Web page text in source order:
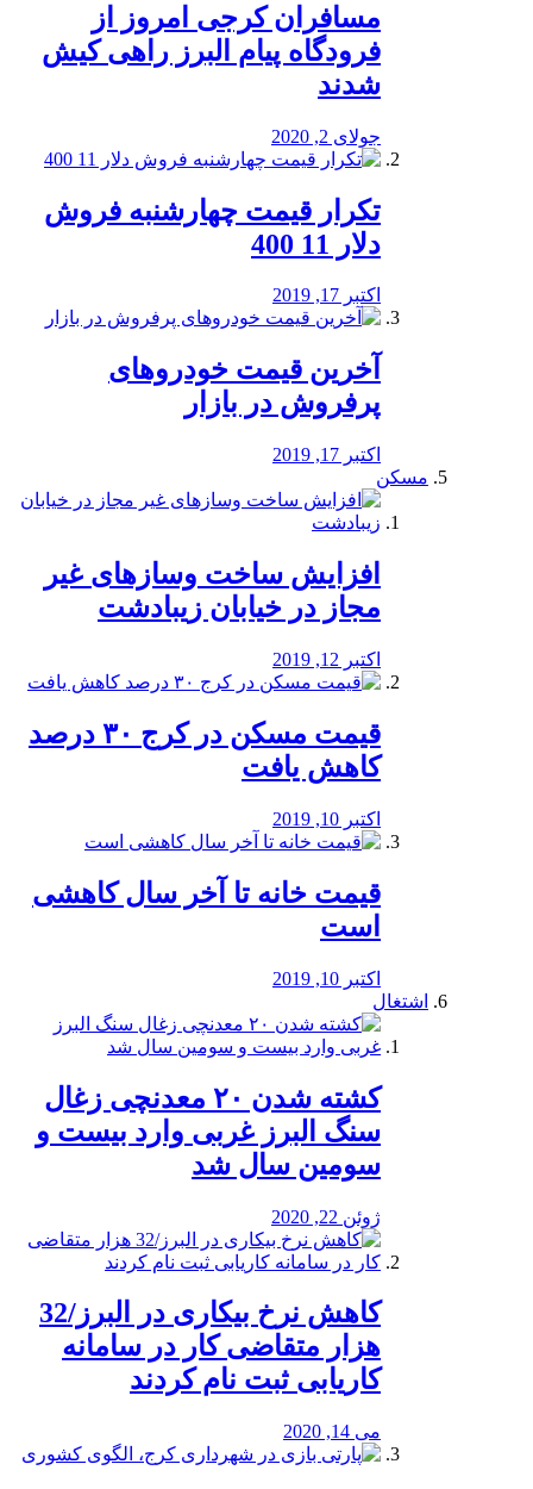
مسافران کرجی امروز از
فرودگاه پیام البرز راهی کیش
شدند
جولای 2, 2020
تکرار قیمت چهارشنبه فروش
دلار 11 400
اکتبر 17, 2019
آخرین قیمت خودرو‌های
پرفروش در بازار
اکتبر 17, 2019
مسکن
افزایش ساخت وسازهای غیر
مجاز در خیابان زیبادشت
اکتبر 12, 2019
️قیمت مسکن در کرج ۳۰ درصد
کاهش یافت
اکتبر 10, 2019
قیمت خانه تا آخر سال کاهشی
است
اکتبر 10, 2019
اشتغال
کشته شدن ۲۰ معدنچی زغال
سنگ البرز غربی وارد بیست و
سومین سال شد
ژوئن 22, 2020
کاهش نرخ بیکاری در البرز/32
هزار متقاضی کار در سامانه
کاریابی ثبت نام کردند
می 14, 2020